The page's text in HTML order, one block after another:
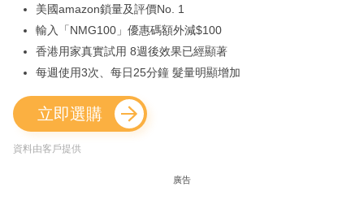
美國amazon鎖量及評價No. 1
輸入「NMG100」優惠碼額外減$100
香港用家真實試用 8週後效果已經顯著
每週使用3次、每日25分鐘 髮量明顯增加
立即選購
資料由客戶提供
廣告